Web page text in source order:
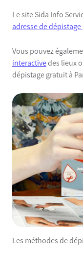
Le site Sida Info
adresse de dépistage
Vous pouvez
interactivedes lieux
dépistage gratuit à
Les méthodes de